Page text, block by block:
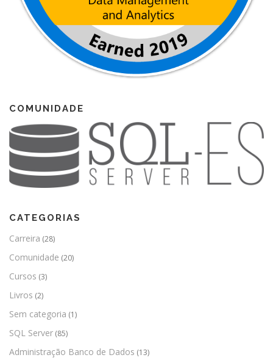
COMUNIDADE
CATEGORIAS
Carreira (28)
Comunidade (20)
Cursos (3)
Livros (2)
Sem categoria (1)
SQL Server (85)
Administração Banco de Dados (13)